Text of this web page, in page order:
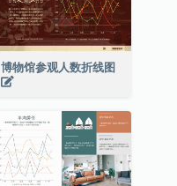
博物馆参观人数折线图